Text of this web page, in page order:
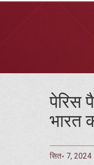
पेरिस
भारत
सित॰ 7, 2024